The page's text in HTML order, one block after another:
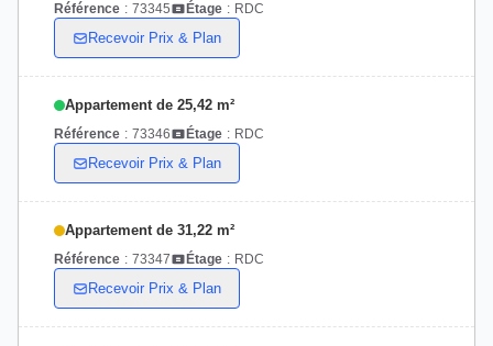
Référence : 73345 Étage : RDC
Recevoir Prix & Plan
Appartement de 25,42 m²
Référence : 73346 Étage : RDC
Recevoir Prix & Plan
Appartement de 31,22 m²
Référence : 73347 Étage : RDC
Recevoir Prix & Plan